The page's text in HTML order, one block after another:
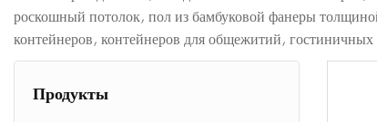
роскошный потолок, пол из бамбуковой фанеры
контейнеров, контейнеров для общежитий,
Продукты